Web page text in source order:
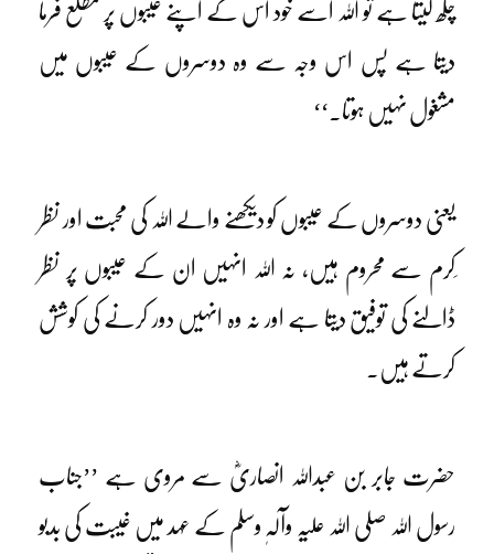
چکھ لیتا ہے تو اللہ اسے خود اس کے اپنے عیبوں پر مطلع فرما
دیتا ہے پس اس وجہ سے وہ دوسروں کے عیبوں میں
مشغول نہیں ہوتا۔‘‘
یعنی دوسروں کے عیبوں کو دیکھنے والے اللہ کی محبت اور نظر
ِکرم سے محروم ہیں، نہ اللہ انہیں ان کے عیبوں پر نظر
ڈالنے کی توفیق دیتا ہے اور نہ وہ انہیں دور کرنے کی کوشش
کرتے ہیں۔
حضرت جابر بن عبداللہ انصاریؓ سے مروی ہے ’’جناب
رسول اللہ صلی اللہ علیہ وآلہٖ وسلم کے عہد میں غیبت کی بدبو